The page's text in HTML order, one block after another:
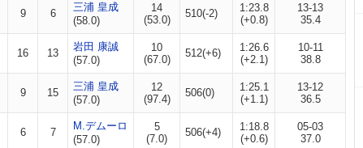
9 6
三浦 皇成
(58.0)
14
(53.0)
510(-2)
1:23.8
(+0.8)
13-13
35.4
16 13
岩田 康誠
(57.0)
10
(67.0)
512(+6)
1:26.6
(+2.1)
10-11
38.8
9 15
三浦 皇成
(57.0)
12
(97.4)
506(0)
1:25.1
(+1.1)
13-12
36.5
6 7
M.デムーロ
(57.0)
5
(7.0)
506(+4)
1:18.8
(+0.6)
05-03
37.0